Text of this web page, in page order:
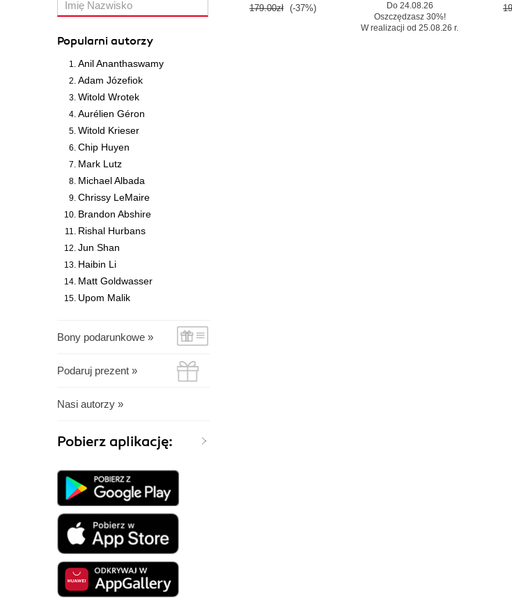
Popularni autorzy
Anil Ananthaswamy
Adam Józefiok
Witold Wrotek
Aurélien Géron
Witold Krieser
Chip Huyen
Mark Lutz
Michael Albada
Chrissy LeMaire
Brandon Abshire
Rishal Hurbans
Jun Shan
Haibin Li
Matt Goldwasser
Upom Malik
Bony podarunkowe »
Podaruj prezent »
Nasi autorzy »
Pobierz aplikację:
179.00zł (-37%)
Do 24.08.26
Oszczędzasz 30%!
W realizacji od 25.08.26 r.